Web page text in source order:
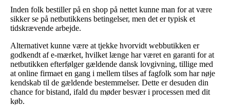
Inden folk bestiller på en shop på nettet kunne man for at være
sikker se på netbutikkens betingelser, men det er typisk et
tidskrævende arbejde.
Alternativet kunne være at tjekke hvorvidt webbutikken er
godkendt af e-mærket, hvilket længe har været en garanti for at
netbutikken efterfølger gældende dansk lovgivning, tillige med
at online firmaet en gang i mellem tilses af fagfolk som har nøje
kendskab til de gældende bestemmelser. Dette er desuden din
chance for bistand, ifald du møder besvær i processen med dit
køb.